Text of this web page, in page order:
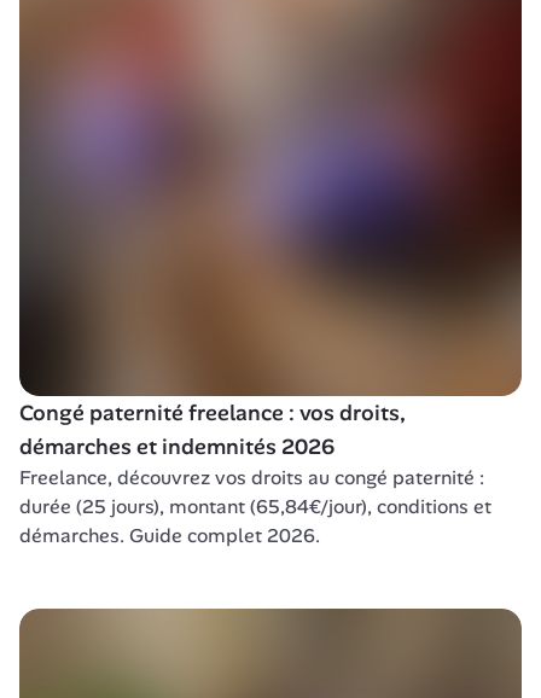
Congé paternité freelance : vos droits,
démarches et indemnités 2026
Freelance, découvrez vos droits au congé paternité :
durée (25 jours), montant (65,84€/jour), conditions et
démarches. Guide complet 2026.